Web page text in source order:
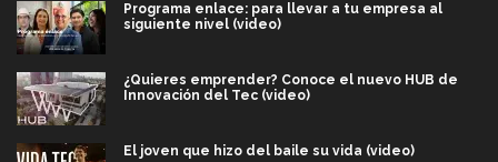
Programa enlace: para llevar a tu empresa al
siguiente nivel (video)
¿Quieres emprender? Conoce el nuevo HUB de
Innovación del Tec (video)
El joven que hizo del baile su vida (video)